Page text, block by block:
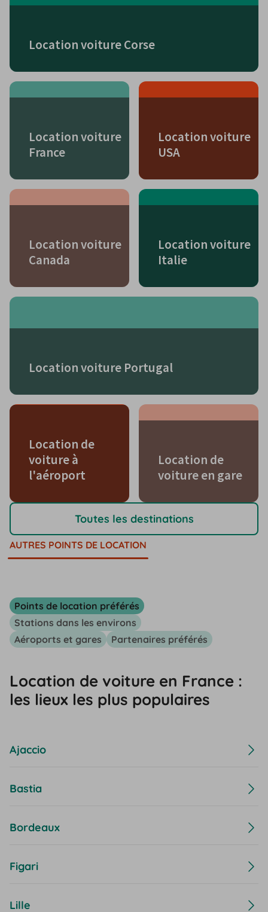
Location voiture Corse
Location voiture
France
Location voiture
USA
Location voiture
Canada
Location voiture
Italie
Location voiture Portugal
Location de
voiture à
l'aéroport
Location de
voiture en gare
Toutes les destinations
AUTRES POINTS DE LOCATION
Points de location préférés
Stations dans les environs
Aéroports et gares
Partenaires préférés
Location de voiture en France :
les lieux les plus populaires
Ajaccio
Bastia
Bordeaux
Figari
Lille